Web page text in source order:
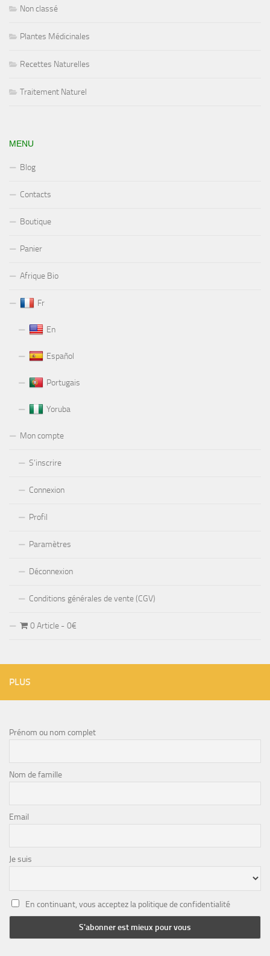
Non classé
Plantes Médicinales
Recettes Naturelles
Traitement Naturel
MENU
Blog
Contacts
Boutique
Panier
Afrique Bio
Fr
En
Español
Portugais
Yoruba
Mon compte
S’inscrire
Connexion
Profil
Paramètres
Déconnexion
Conditions générales de vente (CGV)
0 Article 0€
PLUS
Prénom ou nom complet
Nom de famille
Email
Je suis
En continuant, vous acceptez la politique de confidentialité